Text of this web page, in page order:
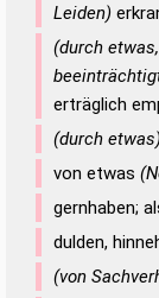
Leiden)
(durch
erträglich
(durch etwas)
von etwas
gernhaben;
dulden,
(von